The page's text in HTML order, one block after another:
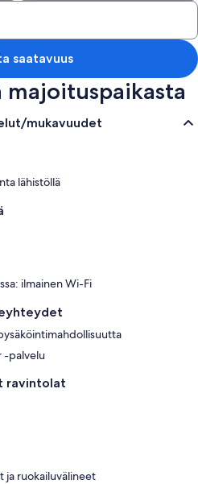
kaikkien huoneiden mukavuuksiin ja
ilmainen Wi-Fi.
ja minijääkaapit
saatavuus
majoituspaikasta
mukavuudet
lähistöllä
ilmainen Wi-Fi
-palvelu
ravintolat
ja ruokailuvälineet